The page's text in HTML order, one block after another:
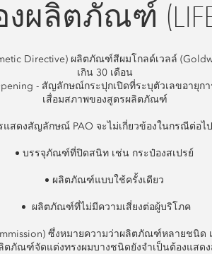
ตภัณฑ์
Directive) ผลิตภัณฑ์สีผมโกลด์เวลล์
เกิน 30 เดือน
- สัญลักษณ์กระปุกเปิดที่ระบุตัวเลขอายุก
เสื่อมสภาพของสูตรผลิตภัณฑ์
แสดงสัญลักษณ์ PAO จะไม่เกี่ยวข้องในกรณีต่อไ
บรรจุภัณฑ์ที่ปิดสนิท เช่น กระป๋องสเปรย์
ผลิตภัณฑ์แบบใช้ครั้งเดียว
ผลิตภัณฑ์ที่ไม่มีความเสี่ยงต่อผู้บริโภค
ซึ่งหมายความว่าผลิตภัณฑ์หลายชนิ
ตภัณฑ์จัดแต่งทรงผมบางชนิดยังจำเป็นต้องแสด